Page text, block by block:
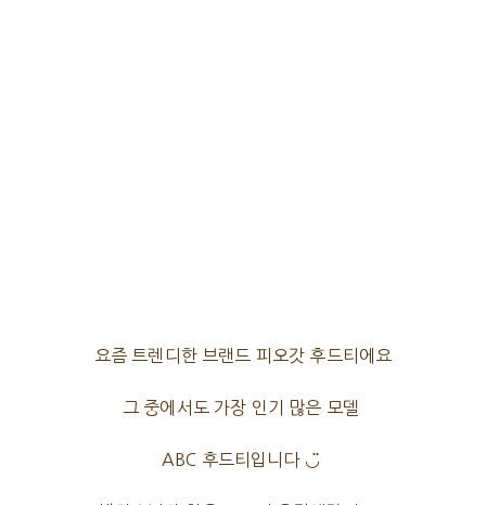
요즘 트렌디한 브랜드 피오갓 후드티에요
그 중에서도 가장 인기 많은 모델
ABC 후드티입니다 ◡̈